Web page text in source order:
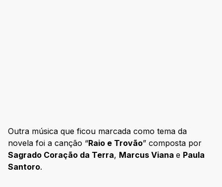
Outra música que ficou marcada como tema da
novela foi a canção “Raio e Trovão” composta por
Sagrado Coração da Terra, Marcus Viana e Paula
Santoro.